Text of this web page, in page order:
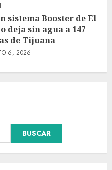
sistema Booster de El
deja sin agua a 147
de Tijuana
6, 2026
BUSCARcontra Bad